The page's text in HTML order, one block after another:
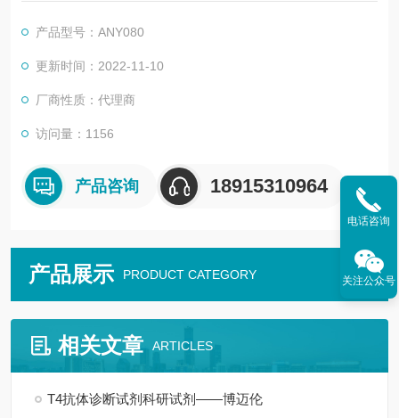
产品型号：ANY080
更新时间：2022-11-10
厂商性质：代理商
访问量：1156
产品咨询 18915310964
产品展示 PRODUCT CATEGORY
相关文章 ARTICLES
T4抗体诊断试剂科研试剂——博迈伦
电话咨询
关注公众号